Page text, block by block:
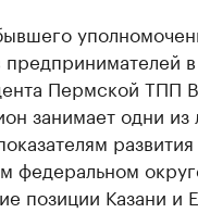
предпринимателей
Пермской ТПП
занимает одни из
федеральном
позиции Казани и